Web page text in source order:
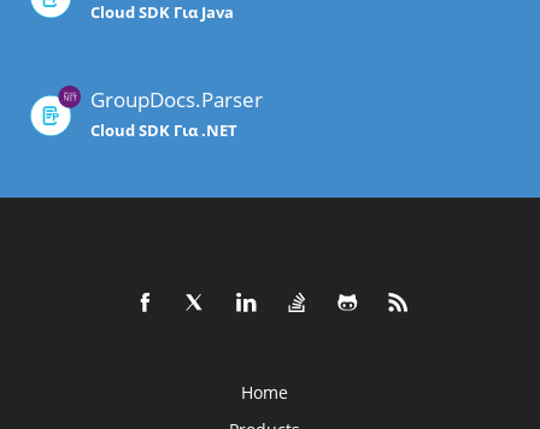
Cloud SDK Για Java
GroupDocs.Parser
Cloud SDK Για .NET
Home